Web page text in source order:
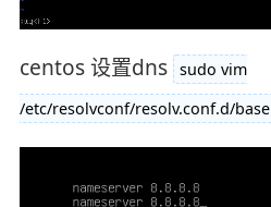
centos 设置dns sudo vim
/etc/resolvconf/resolv.conf.d/base